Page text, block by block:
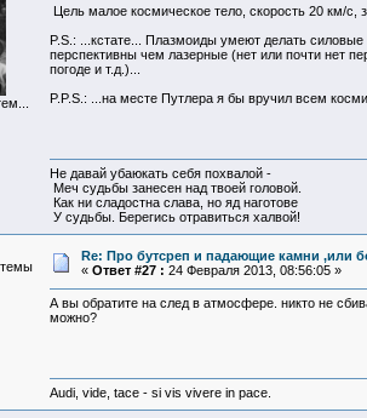
Цель малое космическое тело, скорость 20 км/
P.S.: ...кстате... Плазмоиды умеют делать
перспективны чем лазерные (нет или почти нет
погоде и т.д.)...
P.P.S.: ...на месте Путлера я бы вручил всем
Не давай убаюкать себя похвалой -
Меч судьбы занесен над твоей головой.
Как ни сладостна слава, но яд наготове
У судьбы. Берегись отравиться халвой!
Re: Про бутсреп и падающие камни ,или
« Ответ #27 : 24 Февраля 2013, 08:56:05 »
А вы обратите на след в атмосфере. никто не
можно?
Audi, vide, tace - si vis vivere in pace.